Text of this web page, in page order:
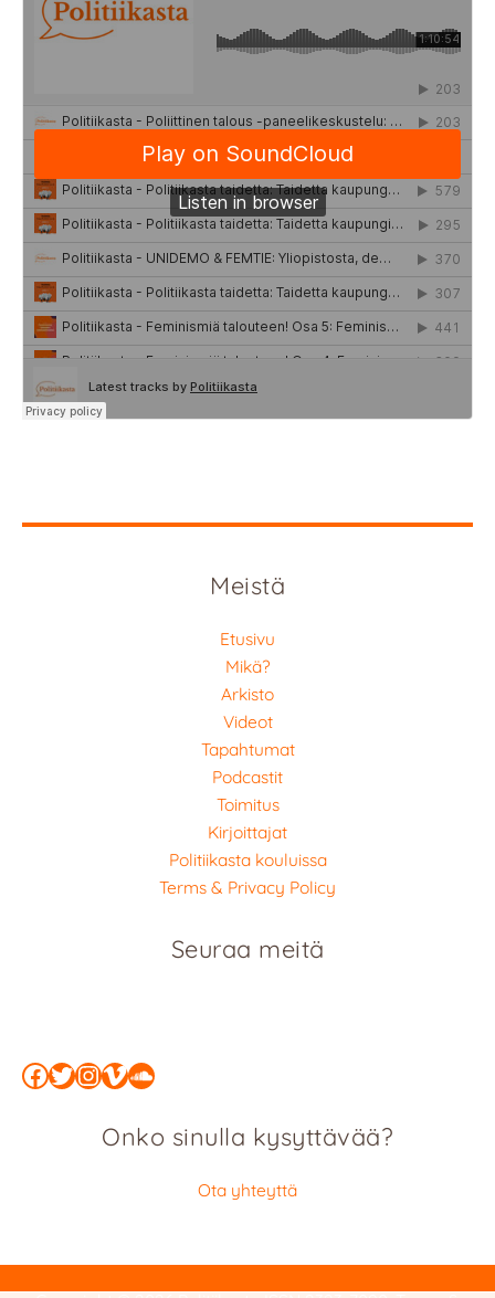
Meistä
Etusivu
Mikä?
Arkisto
Videot
Tapahtumat
Podcastit
Toimitus
Kirjoittajat
Politiikasta kouluissa
Terms & Privacy Policy
Seuraa meitä
Facebook
Twitter
Instagram
Vimeo
SoundCloud
Onko sinulla kysyttävää?
Ota yhteyttä